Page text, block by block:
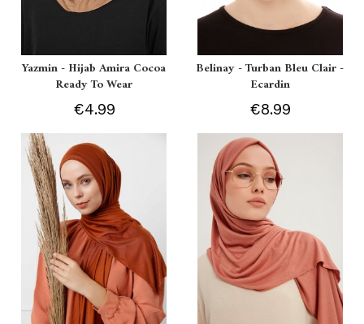
Yazmin - Hijab Amira Cocoa
Ready To Wear
€4.99
Belinay - Turban Bleu Clair -
Ecardin
€8.99